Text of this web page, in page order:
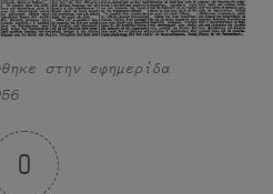
στην εφημερίδα
0